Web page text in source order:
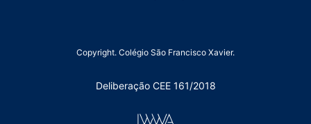
Copyright. Colégio São Francisco Xavier.
Deliberação CEE 161/2018